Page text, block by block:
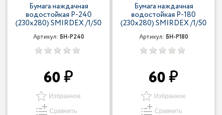
Бумага наждачная
водостойкая P-240
(230х280) SMIRDEX /1/50
Артикул: БН-P240
60
Избранное
Сравнить
Бумага наждачная
водостойкая P-180
(230х280) SMIRDEX /1/50
Артикул: БН-P180
60
Избранное
Сравнить